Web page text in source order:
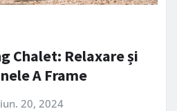
Chalet: Relaxare și
A Frame
iun. 20, 2024